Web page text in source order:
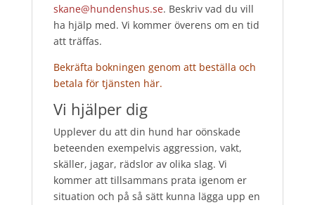
skane@hundenshus.se. Beskriv vad du vill
ha hjälp med. Vi kommer överens om en tid
att träffas.
Bekräfta bokningen genom att beställa och
betala för tjänsten här.
Vi hjälper dig
Upplever du att din hund har oönskade
beteenden exempelvis aggression, vakt,
skäller, jagar, rädslor av olika slag. Vi
kommer att tillsammans prata igenom er
situation och på så sätt kunna lägga upp en